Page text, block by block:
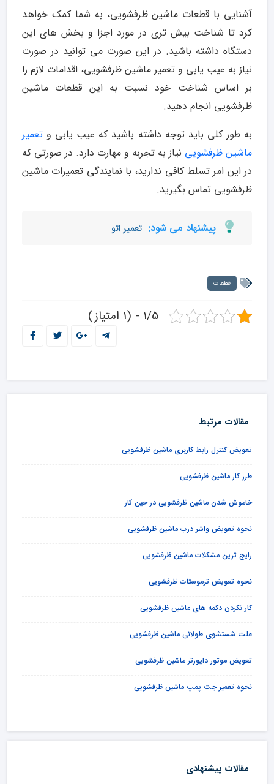
آشنایی با قطعات ماشین ظرفشویی، به شما کمک خواهد
کرد تا شناخت بیش تری در مورد اجزا و بخش های این
دستگاه داشته باشید. در این صورت می توانید در صورت
نیاز به عیب یابی و تعمیر ماشین ظرفشویی، اقدامات لازم را
بر اساس شناخت خود نسبت به این قطعات ماشین
ظرفشویی انجام دهید.
به طور کلی باید توجه داشته باشید که عیب یابی و تعمیر
ماشین ظرفشویی نیاز به تجربه و مهارت دارد. در صورتی که
در این امر تسلط کافی ندارید، با نمایندگی تعمیرات ماشین
ظرفشویی تماس بگیرید.
پیشنهاد می شود: تعمیر اتو
قطعات
1/5 - (1 امتیاز)
مقالات مرتبط
تعویض کنترل رابط کاربری ماشین ظرفشویی
طرز کار ماشین ظرفشویی
خاموش شدن ماشین ظرفشویی در حین کار
نحوه تعویض واشر درب ماشین ظرفشویی
رایج ترین مشکلات ماشین ظرفشویی
نحوه تعویض ترموستات ظرفشویی
کار نکردن دکمه های ماشین ظرفشویی
علت شستشوی طولانی ماشین ظرفشویی
تعویض موتور دایورتر ماشین ظرفشویی
نحوه تعمیر جت پمپ ماشین ظرفشویی
مقالات پیشنهادی